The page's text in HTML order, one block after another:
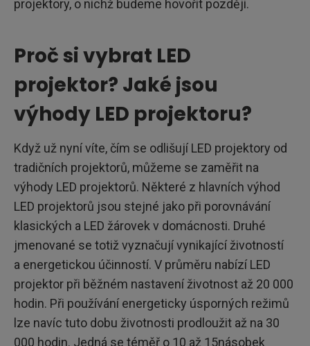
projektory, o nichž budeme hovořit později.
Proč si vybrat LED
projektor? Jaké jsou
výhody LED projektoru?
Když už nyní víte, čím se odlišují LED projektory od
tradičních projektorů, můžeme se zaměřit na
výhody LED projektorů. Některé z hlavních výhod
LED projektorů jsou stejné jako při porovnávání
klasických a LED žárovek v domácnosti. Druhé
jmenované se totiž vyznačují vynikající životností
a energetickou účinností. V průměru nabízí LED
projektor při běžném nastavení životnost až 20 000
hodin. Při používání energeticky úsporných režimů
lze navíc tuto dobu životnosti prodloužit až na 30
000 hodin. Jedná se téměř o 10 až 15násobek